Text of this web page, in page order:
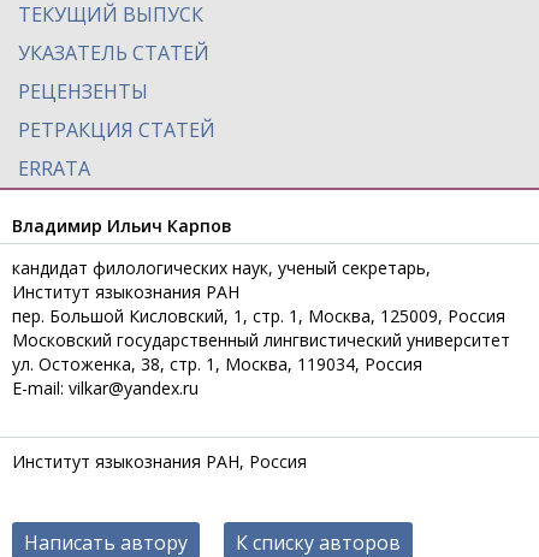
ТЕКУЩИЙ ВЫПУСК
УКАЗАТЕЛЬ СТАТЕЙ
РЕЦЕНЗЕНТЫ
РЕТРАКЦИЯ СТАТЕЙ
ERRATA
Владимир Ильич Карпов
кандидат филологических наук, ученый секретарь,
Институт языкознания РАН
пер. Большой Кисловский, 1, стр. 1, Москва, 125009, Россия
Московский государственный лингвистический университет
ул. Остоженка, 38, стр. 1, Москва, 119034, Россия
E-mail: vilkar@yandex.ru
Институт языкознания РАН, Россия
Написать автору К списку авторов